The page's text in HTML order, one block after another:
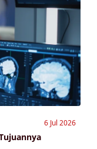
6 Jul 2026